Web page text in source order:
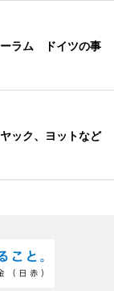
ーラム ドイツの事
ック、ヨットなど